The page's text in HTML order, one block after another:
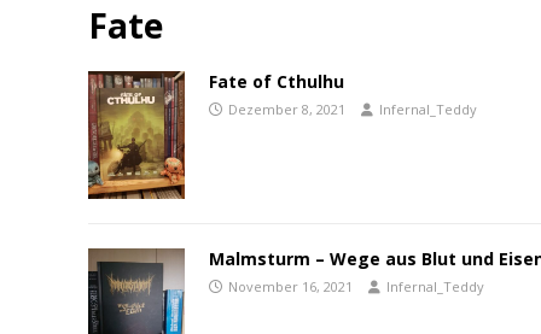
Fate
Fate of Cthulhu
Dezember 8, 2021 Infernal_Teddy
Malmsturm – Wege aus Blut und
November 16, 2021 Infernal_Teddy